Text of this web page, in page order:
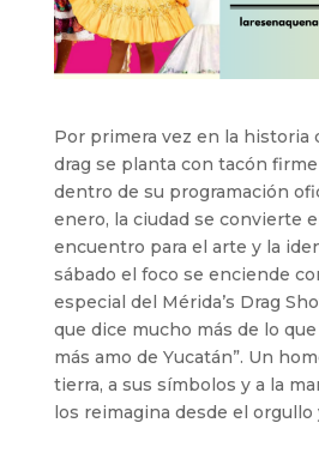
Por primera vez en la historia
drag se planta con tacón
dentro de su programación
enero, la ciudad se convierte
encuentro para el arte y la
sábado el foco se enciende
especial del Mérida’s Drag
que dice mucho más de lo que
más amo de Yucatán”. Un
tierra, a sus símbolos y a la
los reimagina desde el orgullo